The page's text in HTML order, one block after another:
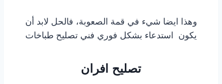
وهذا ايضا شيء في قمة الصعوبة، فالحل لابد أن
يكون استدعاء بشكل فوري فني تصليح طباخات
تصليح افران